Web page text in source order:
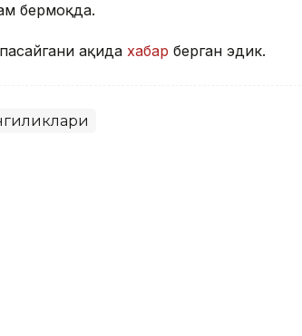
бермоқда.
ҳақида хабар берган эдик.